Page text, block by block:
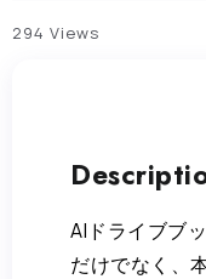
294 Views
AIドライブブ
だけでなく、